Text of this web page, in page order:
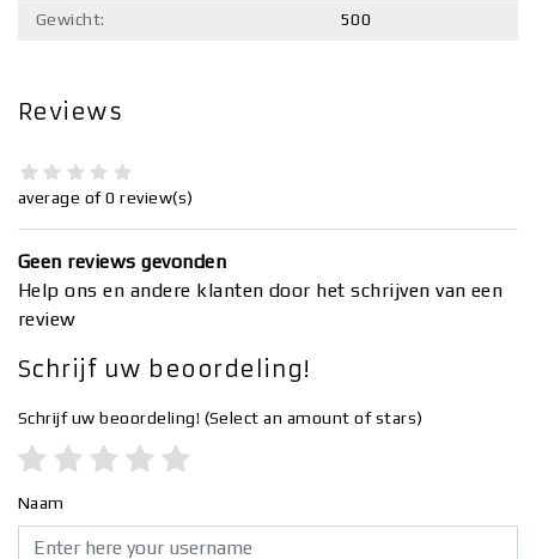
Gewicht: 500
Reviews
average of 0 review(s)
Geen reviews gevonden
Help ons en andere klanten door het schrijven van een
review
Schrijf uw beoordeling!
Schrijf uw beoordeling! (Select an amount of stars)
Naam